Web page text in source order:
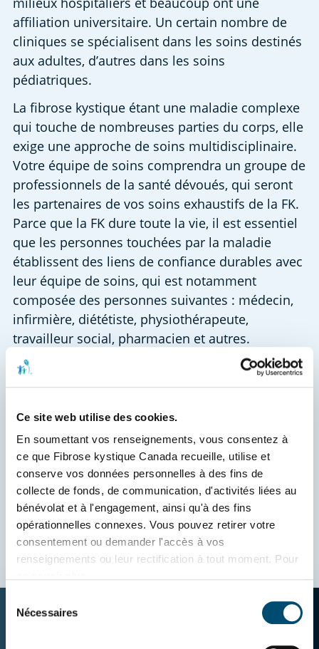
Ce site web utilise des cookies.
En soumettant vos renseignements, vous consentez à
ce que Fibrose kystique Canada recueille, utilise et
conserve vos données personnelles à des fins de
collecte de fonds, de communication, d'activités liées au
bénévolat et à l'engagement, ainsi qu'à des fins
opérationnelles connexes. Vous pouvez retirer votre
consentement ou demander l'accès à vos
renseignements ou leur rectification à tout moment. Pour
Nécessaires
affiliation universitaire. Un certain nombre de
cliniques se spécialisent dans les soins destinés
aux adultes, d’autres dans les soins
pédiatriques.
La fibrose kystique étant une maladie complexe
qui touche de nombreuses parties du corps, elle
exige une approche de soins multidisciplinaire.
Votre équipe de soins comprendra un groupe de
professionnels de la santé dévoués, qui seront
les partenaires de vos soins exhaustifs de la FK.
Parce que la FK dure toute la vie, il est essentiel
que les personnes touchées par la maladie
établissent des liens de confiance durables avec
leur équipe de soins, qui est notamment
composée des personnes suivantes : médecin,
infirmière, diététiste, physiothérapeute,
travailleur social, pharmacien et autres.
Il est important de communiquer régulièrement
avec votre équipe de soins, pour qu’elle soit au
dans votre vie. Votre plan de traitement pourra
ainsi évoluer et rester adapté à vos besoins.
Le rôle de Fibrose kystique Canada dans la
prestation des soins de la FK
Normes et lignes directrices de soins